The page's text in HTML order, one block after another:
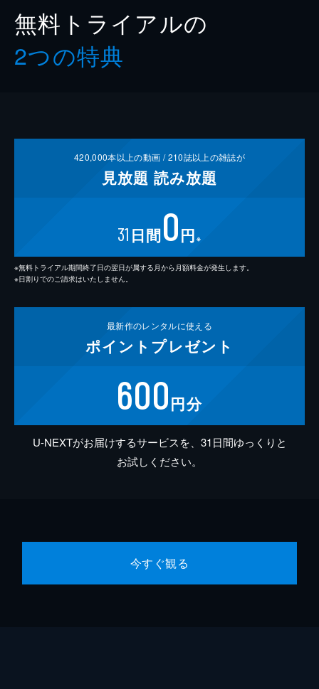
無料トライアルの
2つの特典
420,000本以上の動画 /210誌以上の雑誌が
見放題 読み放題
31 日間0円 ※
※無料トライアル期間終了日の翌日が属する月から月額料金が発生します。
※日割りでのご請求はいたしません。
最新作のレンタルに使える
ポイント プレゼント
600円分
U-NEXTがお届けするサービスを、31日間ゆっくりと
お試しください。
今すぐ観る